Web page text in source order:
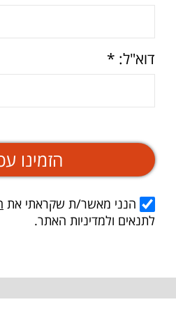
דוא"ל: *
הזמינו
הנני מאשר/ת שקראתי את
לתנאים ולמדיניות האתר.